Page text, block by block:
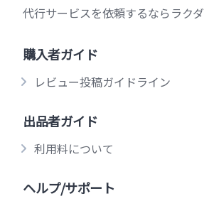
代行サービスを依頼するならラクダ
購入者ガイド
レビュー投稿ガイドライン
出品者ガイド
利用料について
ヘルプ/サポート